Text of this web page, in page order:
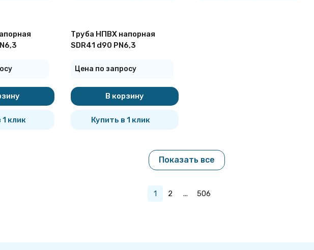
1 клик
Труба НПВХ напорная
SDR41 d90 PN6,3
Цена по запросу
В корзину
Купить в 1 клик
Показать все
1 2 ... 506